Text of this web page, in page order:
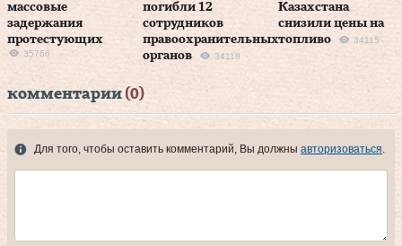
массовые
задержания
протестующих
35766
погибли 12
сотрудников
правоохранительных
органов
34118
Казахстана
снизили цены на
топливо
34115
комментарии (0)
Для того, чтобы оставить комментарий, Вы должны авторизоваться.